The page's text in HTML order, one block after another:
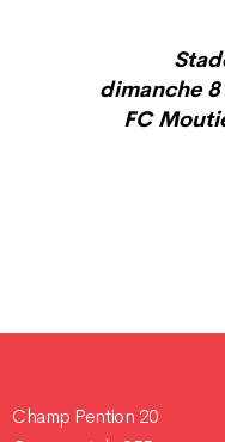
dimanche
FC
Champ Pention 20